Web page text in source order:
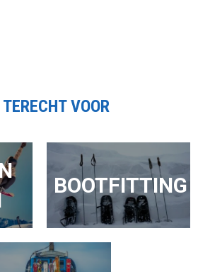
VOOR
BOOTFITTING